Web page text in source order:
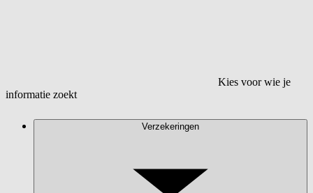
Kies voor wie je
informatie zoekt
Verzekeringen